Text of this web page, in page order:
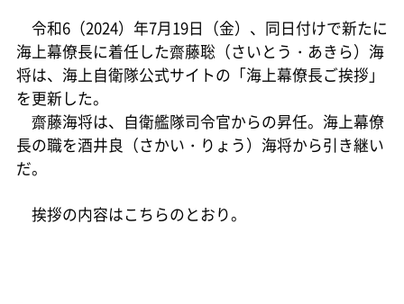
令和6（2024）年7月19日（金）、同日付けで新たに
海上幕僚長に着任した齋藤聡（さいとう・あきら）海
将は、海上自衛隊公式サイトの「海上幕僚長ご挨拶」
を更新した。
齋藤海将は、自衛艦隊司令官からの昇任。海上幕僚
長の職を酒井良（さかい・りょう）海将から引き継い
だ。
挨拶の内容はこちらのとおり。